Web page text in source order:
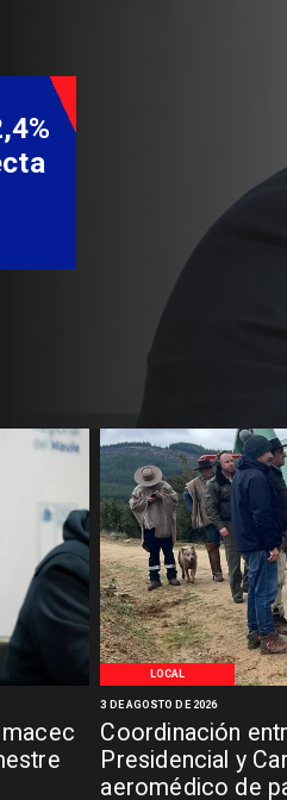
LOCAL
Coordinación
Presidencial y
aeromédico de
3 DE AGOSTO DE 2026